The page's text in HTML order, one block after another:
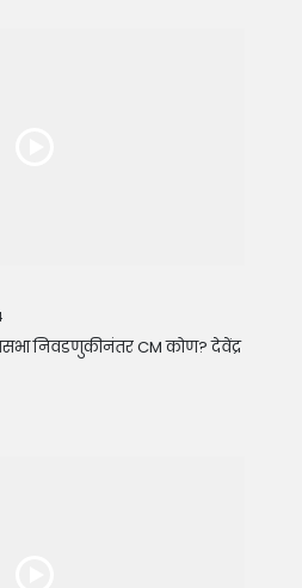
निवडणुकीनंतर CM कोण? देवेंद्र